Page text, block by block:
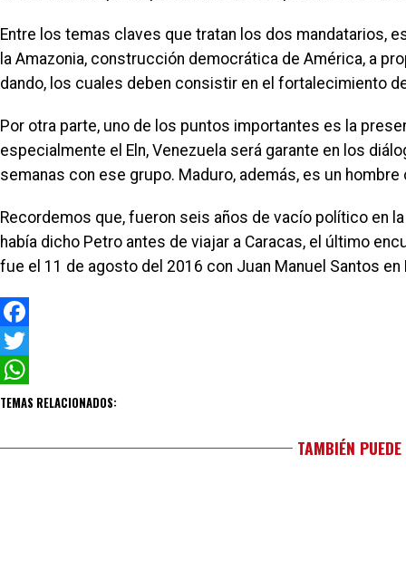
Entre los temas claves que tratan los dos mandatarios,
la Amazonia, construcción democrática de América, a
dando, los cuales deben consistir en el fortalecimiento
Por otra parte, uno de los puntos importantes es la
especialmente el Eln, Venezuela será garante en los
semanas con ese grupo. Maduro, además, es un hombre
Recordemos que, fueron seis años de vacío político en
había dicho Petro antes de viajar a Caracas, el último
fue el 11 de agosto del 2016 con Juan Manuel Santos en
Facebook
Twitter
WhatsApp
TEMAS RELACIONADOS:
TAMBIÉN